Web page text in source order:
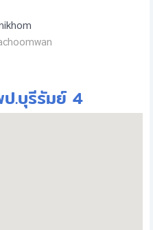
.บุรีรัมย์ 4